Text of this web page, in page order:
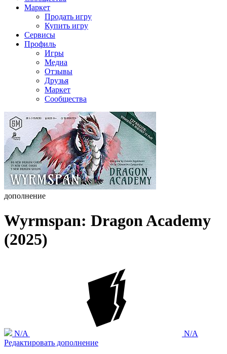
Маркет
Продать игру
Купить игру
Сервисы
Профиль
Игры
Медиа
Отзывы
Друзья
Маркет
Сообщества
дополнение
Wyrmspan: Dragon Academy
(2025)
N/A
N/A
Редактировать дополнение